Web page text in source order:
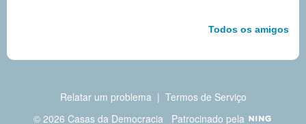
Todos os amigos
Relatar um problema| Termos de Serviço
© 2026 Casas da Democracia Patrocinado pela